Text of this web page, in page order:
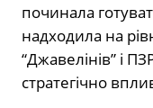
починала
надходила на
“Джавелінів” і
стратегічно